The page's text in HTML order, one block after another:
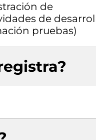
de
de
pruebas)